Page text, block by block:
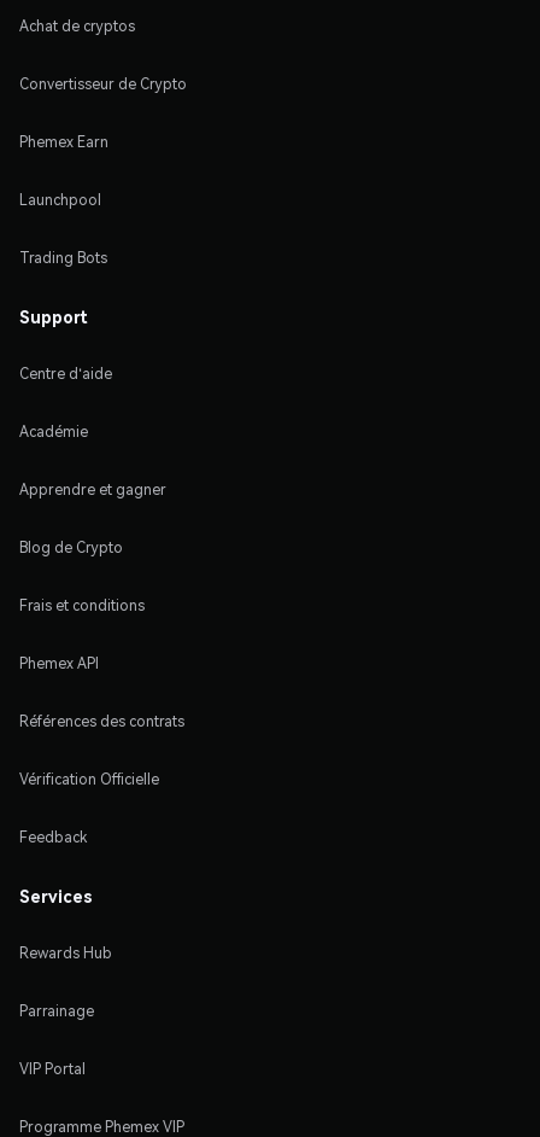
Achat de cryptos
Convertisseur de Crypto
Phemex Earn
Launchpool
Trading Bots
Support
Centre d'aide
Académie
Apprendre et gagner
Blog de Crypto
Frais et conditions
Phemex API
Références des contrats
Vérification Officielle
Feedback
Services
Rewards Hub
Parrainage
VIP Portal
Programme Phemex VIP